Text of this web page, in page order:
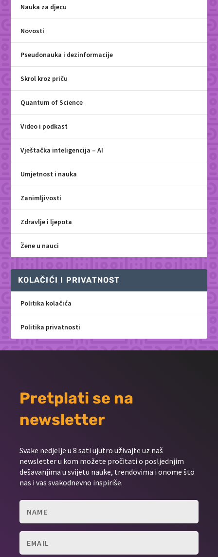
Nauka za djecu
Novosti
Pseudonauka i dezinformacije
Skrol kroz priču
Quantum of Science
Video i podkast
Vještačka inteligencija – AI
Umjetnost i nauka
Zanimljivosti
Zdravlje i ljepota
Žene u nauci
KOLAČIĆI I PRIVATNOST
Politika kolačića
Politika privatnosti
Pretplati se na
newsletter
Svake nedjelje u 8 sati ujutro uživajte uz naš
newsletter u kom možete pročitati o posljednjim
dešavanjima u svijetu nauke, trendovima i onome što
nas i vas svakodnevno inspiriše.